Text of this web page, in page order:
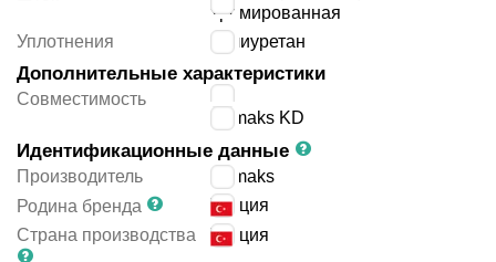
хромированная
Уплотнения
полиуретан
Дополнительные характеристики
Совместимость
Pemaks KD
Идентификационные данные
Производитель
Pemaks
Родина бренда
Турция
Страна производства
Турция